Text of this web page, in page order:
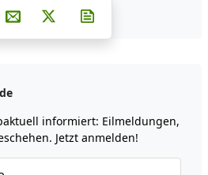
auf Facebook
Teilen auf Whatsapp
Teilen auf Telegram
auf Pinterest
Per E-Mail teilen
Post auf X
informiert: Eilmeldungen,
Jetzt anmelden!